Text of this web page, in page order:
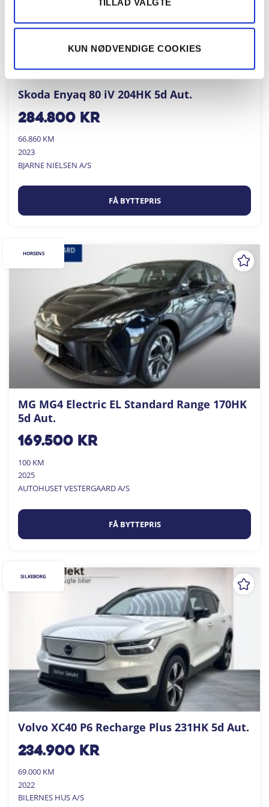
KUN NØDVENDIGE COOKIES
Skoda Enyaq 80 iV 204HK 5d Aut.
284.800kr
66.860 KM
2023
BJARNE NIELSEN A/S
FÅ BYTTEPRIS
MG MG4 Electric EL Standard Range 170HK
5d Aut.
169.500kr
100 KM
2025
AUTOHUSET VESTERGAARD A/S
FÅ BYTTEPRIS
HORSENS
Volvo XC40 P6 Recharge Plus 231HK 5d Aut.
234.900kr
69.000 KM
2022
BILERNES HUS A/S
SILKEBORG